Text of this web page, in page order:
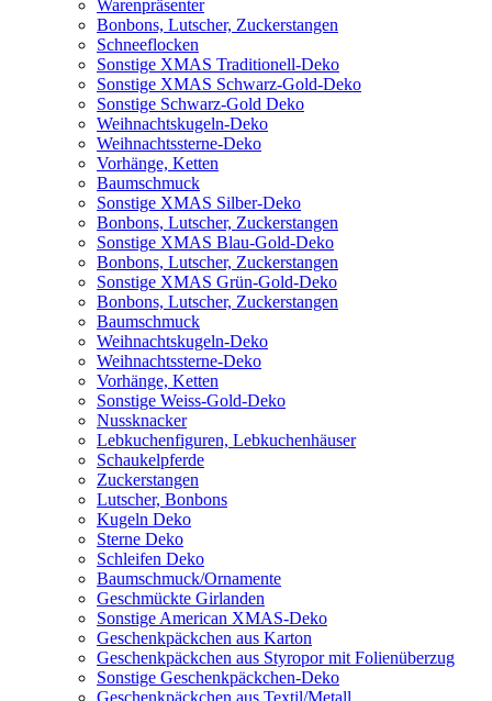
Warenpräsenter
Bonbons, Lutscher, Zuckerstangen
Schneeflocken
Sonstige XMAS Traditionell-Deko
Sonstige XMAS Schwarz-Gold-Deko
Sonstige Schwarz-Gold Deko
Weihnachtskugeln-Deko
Weihnachtssterne-Deko
Vorhänge, Ketten
Baumschmuck
Sonstige XMAS Silber-Deko
Bonbons, Lutscher, Zuckerstangen
Sonstige XMAS Blau-Gold-Deko
Bonbons, Lutscher, Zuckerstangen
Sonstige XMAS Grün-Gold-Deko
Bonbons, Lutscher, Zuckerstangen
Baumschmuck
Weihnachtskugeln-Deko
Weihnachtssterne-Deko
Vorhänge, Ketten
Sonstige Weiss-Gold-Deko
Nussknacker
Lebkuchenfiguren, Lebkuchenhäuser
Schaukelpferde
Zuckerstangen
Lutscher, Bonbons
Kugeln Deko
Sterne Deko
Schleifen Deko
Baumschmuck/Ornamente
Geschmückte Girlanden
Sonstige American XMAS-Deko
Geschenkpäckchen aus Karton
Geschenkpäckchen aus Styropor mit Folienüberzug
Sonstige Geschenkpäckchen-Deko
Geschenkpäckchen aus Textil/Metall